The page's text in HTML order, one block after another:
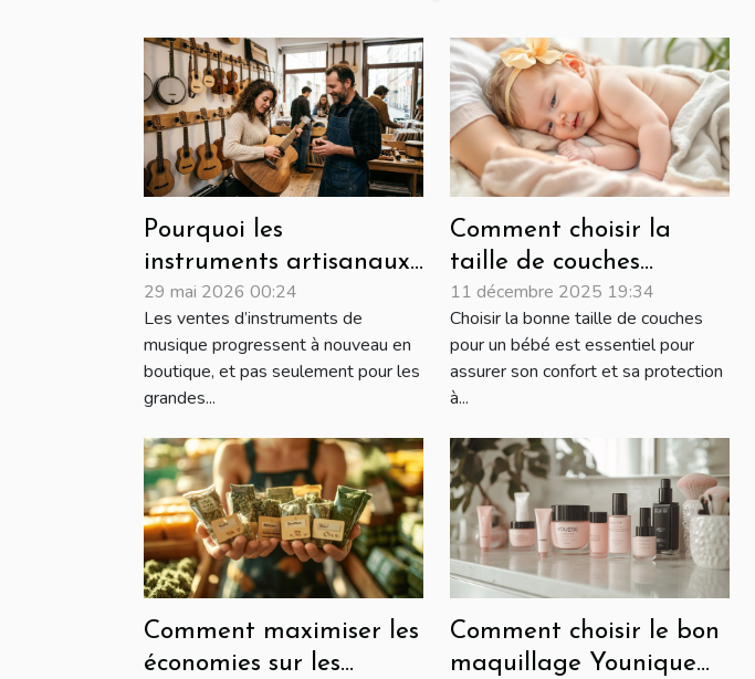
Pourquoi les
instruments artisanaux
connaissent un regain
en boutique physique
29 mai 2026 00:24
Les ventes d’instruments de
musique progressent à nouveau en
boutique, et pas seulement pour les
grandes...
Comment choisir la
taille de couches
adaptée à chaque
phase de croissance de
votre bébé?
11 décembre 2025 19:34
Choisir la bonne taille de couches
pour un bébé est essentiel pour
assurer son confort et sa protection
à...
Comment maximiser les
économies sur les
Comment choisir le bon
maquillage Younique